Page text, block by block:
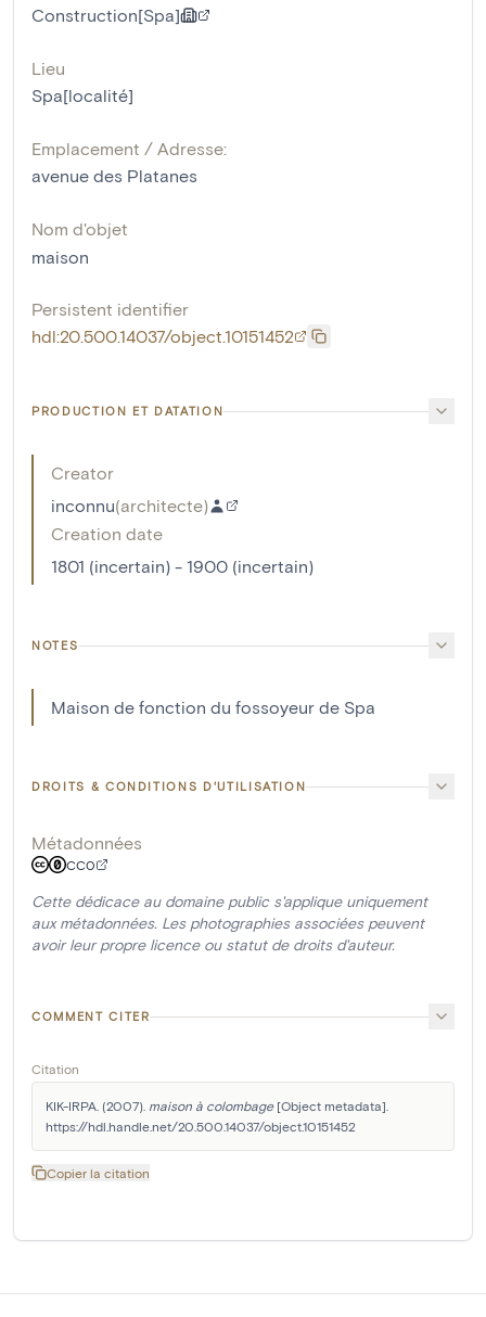
Construction[Spa]
Lieu
Spa[localité]
Emplacement / Adresse:
avenue des Platanes
Nom d'objet
maison
Persistent identifier
hdl:20.500.14037/object.10151452
PRODUCTION ET DATATION
Creator
inconnu(architecte)
Creation date
1801 (incertain) - 1900 (incertain)
NOTES
Maison de fonction du fossoyeur de Spa
DROITS & CONDITIONS D'UTILISATION
Métadonnées
CC0
Cette dédicace au domaine public s'applique uniquement
aux métadonnées. Les photographies associées peuvent
avoir leur propre licence ou statut de droits d'auteur.
COMMENT CITER
Citation
KIK-IRPA. (2007). maison à colombage [Object metadata].
https://hdl.handle.net/20.500.14037/object.10151452
Copier la citation